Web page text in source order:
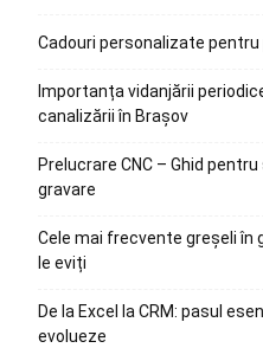
Cadouri personalizate
Importanța vidanjării
canalizării în Brașov
Prelucrare CNC – Ghid
gravare
Cele mai frecvente greșeli
le eviți
De la Excel la CRM: pasul
evolueze